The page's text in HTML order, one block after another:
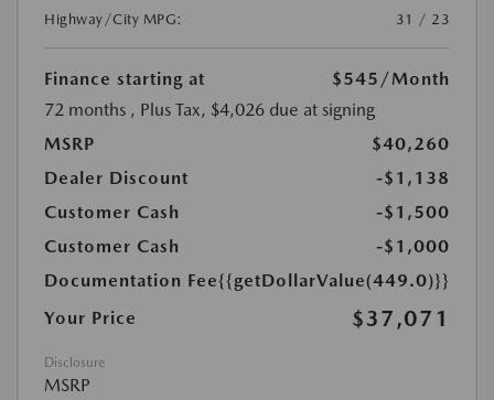
Highway/City MPG:
31 / 23
Finance starting at $545 /Month
72 months , Plus Tax, $4,026 due at signing
MSRP
$40,260
Dealer Discount
-$1,138
Customer Cash
-$1,500
Customer Cash
-$1,000
Documentation Fee{{getDollarValue(449.0)}}
Your Price
$37,071
Disclosure
MSRP